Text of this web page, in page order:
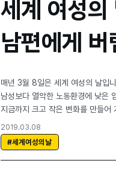
세계 여성
남편에게 버
매년 3월 8일은 세계 여성의 날입
남성보다 열악한 노동환경에 낮은
지금까지 크고 작은 변화를 만들
2019.03.08
#세계여성의날